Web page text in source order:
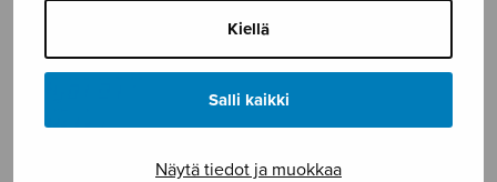
Kiellä
Salli kaikki
Näytä tiedot ja muokkaa